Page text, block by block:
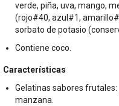
verde, piña, uva, mango,
(rojo#40, azul#1,
sorbato de potasio
Contiene coco.
Características
Gelatinas sabores
manzana.